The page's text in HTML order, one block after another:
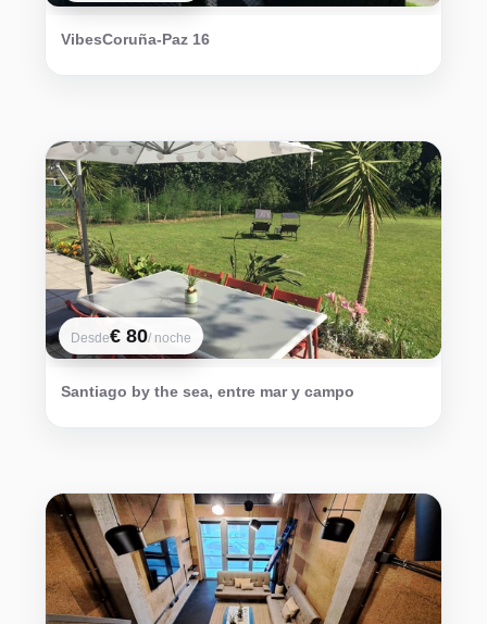
VibesCoruña-Paz 16
Santiago by the sea, entre mar y campo
Desde€ 80/ noche